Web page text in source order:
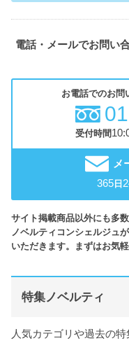
電話・メールでお問い
お電話でのお問
受付時間
メ
365日
サイト掲載商品以外にも多
ノベルティコンシェルジュ
いただきます。まずはお気
特集ノベルティ
人気カテゴリや過去の